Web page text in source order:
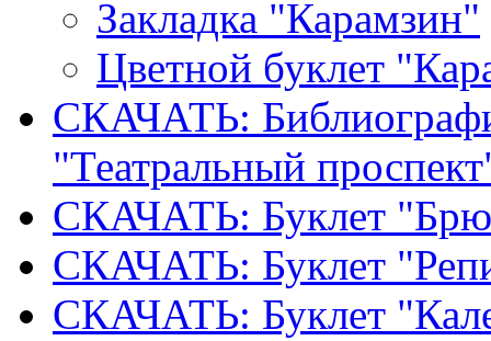
Закладка "Карамзин"
Цветной буклет
СКАЧАТЬ:
"Театральный
СКАЧАТЬ: Буклет
СКАЧАТЬ: Буклет
СКАЧАТЬ: Буклет